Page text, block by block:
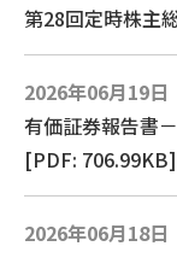
第28回定時株主
2026年06月19日
有価証券報告書
[PDF: 706.99KB]
2026年06月18日